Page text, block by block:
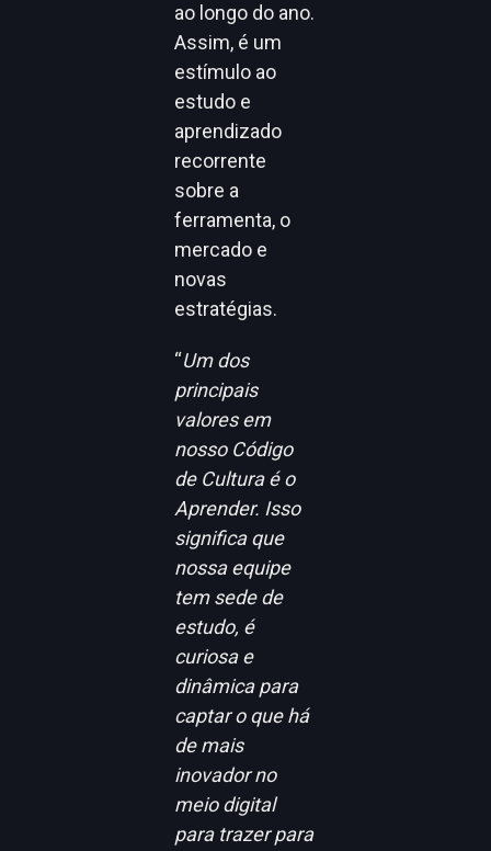
ao longo do ano.
Assim, é um
estímulo ao
estudo e
aprendizado
recorrente
sobre a
ferramenta, o
mercado e
novas
estratégias.
“Um dos
principais
valores em
nosso Código
de Cultura é o
Aprender. Isso
significa que
nossa equipe
tem sede de
estudo, é
curiosa e
dinâmica para
captar o que há
de mais
inovador no
meio digital
para trazer para